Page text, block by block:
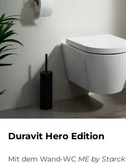
Du­ra­vit Hero Edi­ti­on
Mit dem Wand-WC ME by Starck